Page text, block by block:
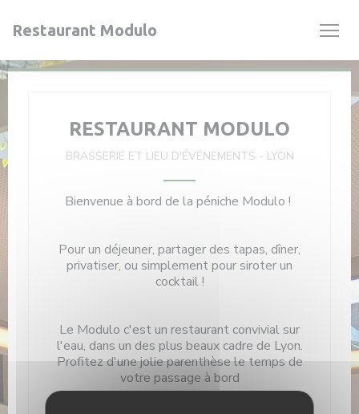
Restaurant Modulo
RESTAURANT MODULO
BRASSERIE ET LIEU D'ÉVÉNEMENTS - LYON
Bienvenue à bord de la péniche Modulo !
Pour un déjeuner, partager des tapas, dîner,
privatiser, ou simplement pour siroter un
cocktail !
Le Modulo c'est un restaurant convivial sur
l'eau, dans un des plus beaux cadre de Lyon.
Profitez d'une jolie parenthèse le temps de
votre passage à bord